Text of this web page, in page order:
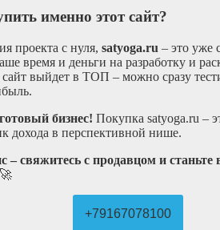
именно этот сайт?
проекта с нуля, satyoga.ru – это уже
время и деньги на разработку и
сайт выйдет в ТОП – можно сразу
бизнес! Покупка satyoga.ru –
дохода в перспективной нише.
– свяжитесь с продавцом и
🚀
+79167078100